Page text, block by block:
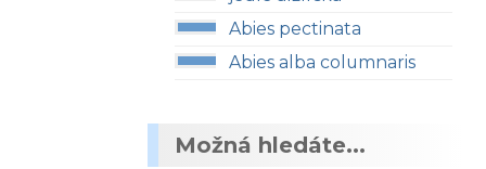
Abies pectinata
Abies alba columnaris
Možná hledáte...